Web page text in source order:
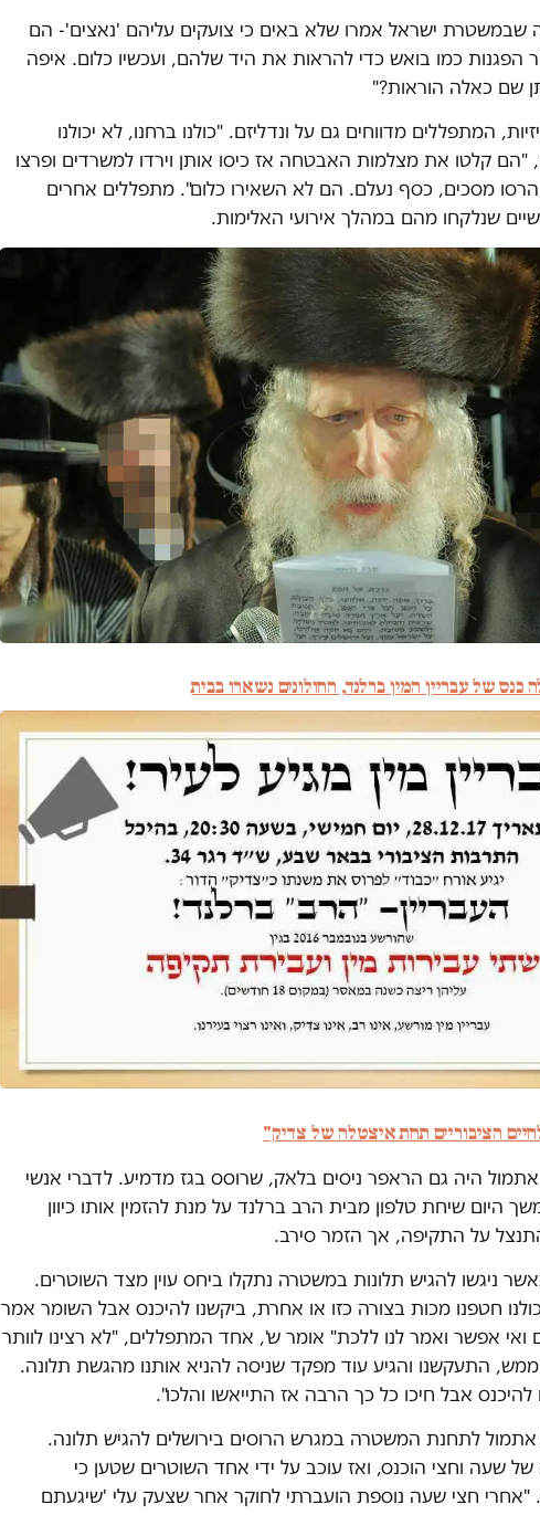
שבמשטרת ישראל אמרו שלא באים כי צועקים עליהם 'נאצים'- הם
הפגנות כמו בואש כדי להראות את היד שלהם, ועכשיו כלום. איפה
שם כאלה הוראות?"
המתפללים מדווחים גם על ונדליזם. "כולנו ברחנו, לא יכולנו
"הם קלטו את מצלמות האבטחה אז כיסו אותן וירדו למשרדים ופרצו
מסכים, כסף נעלם. הם לא השאירו כלום". מתפללים אחרים
שנלקחו מהם במהלך אירועי האלימות.
כנס של עבריין המין ברלנד, החולונים נשארו בבית
הציבוריים תחת איצטלה של צדיק"
היה גם הראפר ניסים בלאק, שרוסס בגז מדמיע. לדברי אנשי
היום שיחת טלפון מבית הרב ברלנד על מנת להזמין אותו כיוון
על התקיפה, אך הזמר סירב.
ניגשו להגיש תלונות במשטרה נתקלו ביחס עוין מצד השוטרים.
חטפנו מכות בצורה כזו או אחרת, ביקשנו להיכנס אבל השומר אמר
ואי אפשר ואמר לנו ללכת" אומר ש', אחד המתפללים, "לא רצינו לוותר
ממש, התעקשנו והגיע עוד מפקד שניסה להניא אותנו מהגשת תלונה.
אבל חיכו כל כך הרבה אז התייאשו והלכו".
אתמול לתחנת המשטרה במגרש הרוסים בירושלים להגיש תלונה.
שעה וחצי הוכנס, ואז עוכב על ידי אחד השוטרים שטען כי
"אחרי חצי שעה נוספת הועברתי לחוקר אחר שצעק עלי 'שיגעתם